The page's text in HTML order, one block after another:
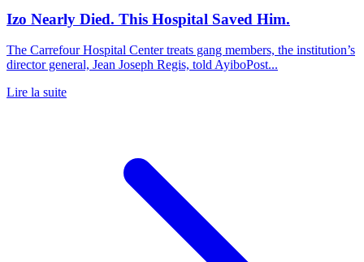
Izo Nearly Died. This Hospital Saved Him.
The Carrefour Hospital Center treats gang members, the institution’s
director general, Jean Joseph Regis, told AyiboPost...
Lire la suite